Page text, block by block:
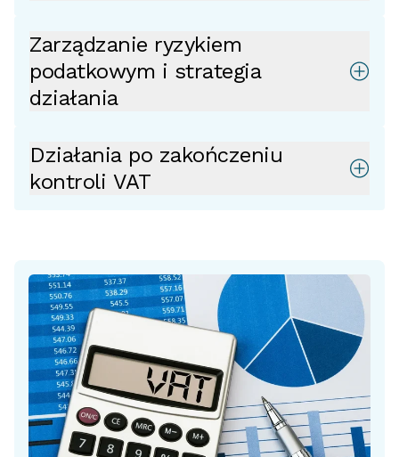
Zarządzanie ryzykiem
podatkowym i strategia
działania
Działania po zakończeniu
kontroli VAT